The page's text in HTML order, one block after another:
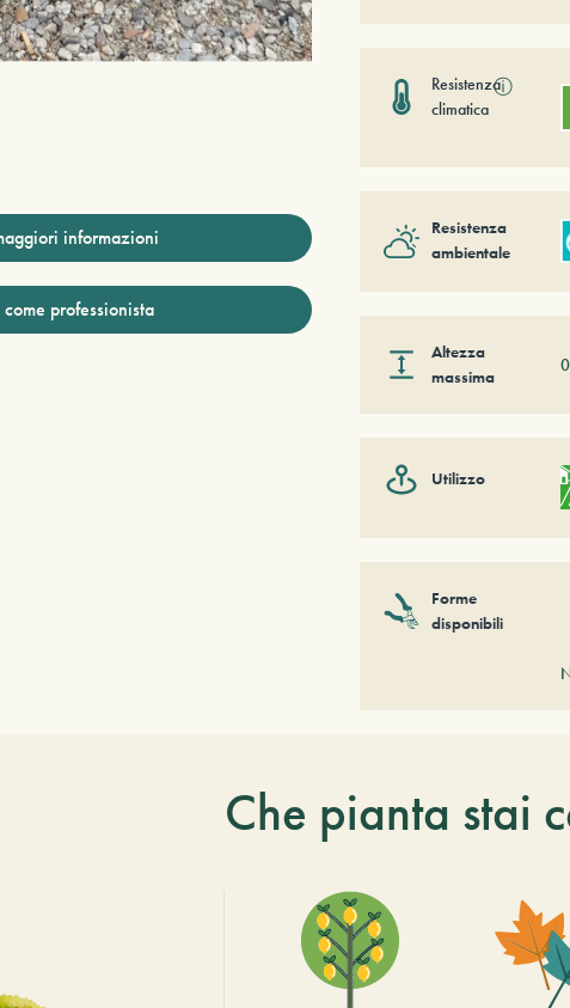
informazioni
professionista
Resistenza
climatica
ⓘ
Resistenza
ambientale
Altezza
massima
Utilizzo
Forme
disponibili
Che pianta stai